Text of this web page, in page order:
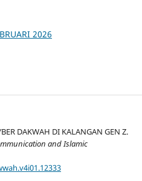
2026
DAKWAH DI KALANGAN GEN Z.
and Islamic